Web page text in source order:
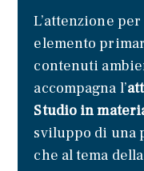
L’attenzione
elemento
contenuti
accompagna l’
Studio in
sviluppo di una
che al tema della